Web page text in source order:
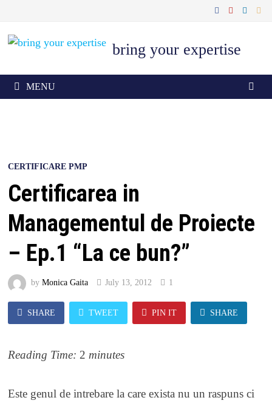
content
bring your expertise
MENU
CERTIFICARE PMP
Certificarea in
Managementul de Proiecte
– Ep.1 “La ce bun?”
by Monica Gaita July 13, 2012 1
SHARE TWEET PIN IT SHARE
Reading Time: 2 minutes
Este genul de intrebare la care exista nu un raspuns ci